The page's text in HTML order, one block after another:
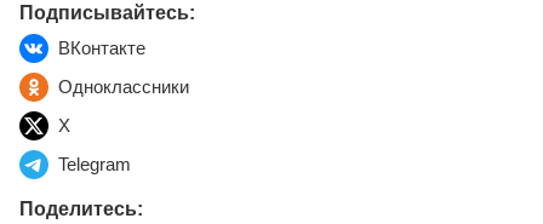
Подписывайтесь:
ВКонтакте
Одноклассники
X
Telegram
Поделитесь: